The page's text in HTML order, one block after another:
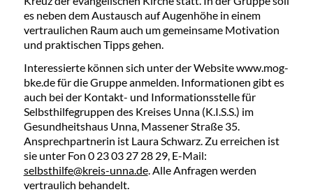
es neben dem Austausch auf Augenhöhe in einem
vertraulichen Raum auch um gemeinsame Motivation
und praktischen Tipps gehen.
Interessierte können sich unter der Website www.mog-
bke.de für die Gruppe anmelden. Informationen gibt es
auch bei der Kontakt- und Informationsstelle für
Selbsthilfegruppen des Kreises Unna (K.I.S.S.) im
Gesundheitshaus Unna, Massener Straße 35.
Ansprechpartnerin ist Laura Schwarz. Zu erreichen ist
sie unter Fon 0 23 03 27 28 29, E-Mail:
selbsthilfe@kreis-unna.de. Alle Anfragen werden
vertraulich behandelt.